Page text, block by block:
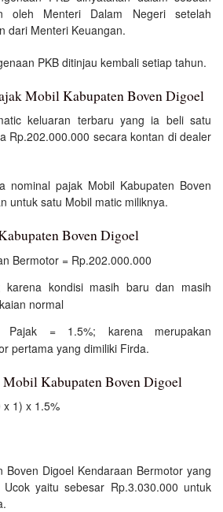
oleh Menteri Dalam Negeri setelah
dari Menteri Keuangan.
PKB ditinjau kembali setiap tahun.
Mobil Kabupaten Boven Digoel
keluaran terbaru yang ia beli satu
Rp.202.000.000 secara kontan di dealer
nominal pajak Mobil Kabupaten Boven
untuk satu Mobil matic miliknya.
Boven Digoel
Bermotor = Rp.202.000.000
kondisi masih baru dan masih
normal
Pajak = 1.5%; karena merupakan
pertama yang dimiliki Firda.
Kabupaten Boven Digoel
x 1) x 1.5%
Boven Digoel Kendaraan Bermotor yang
yaitu sebesar Rp.3.030.000 untuk